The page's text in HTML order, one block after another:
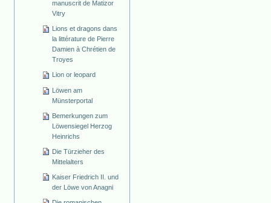
manuscrit de Matizor
Vitry
Lions et dragons dans
la littérature de Pierre
Damien à Chrétien de
Troyes
Lion or leopard
Löwen am
Münsterportal
Bemerkungen zum
Löwensiegel Herzog
Heinrichs
Die Türzieher des
Mittelalters
Kaiser Friedrich II. und
der Löwe von Anagni